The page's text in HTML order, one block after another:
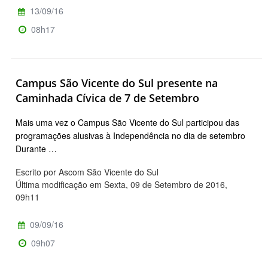
13/09/16
08h17
Campus São Vicente do Sul presente na
Caminhada Cívica de 7 de Setembro
Mais uma vez o Campus São Vicente do Sul participou das
programações alusivas à Independência no dia de setembro
Durante …
Escrito por Ascom São Vicente do Sul
Última modificação em Sexta, 09 de Setembro de 2016,
09h11
09/09/16
09h07